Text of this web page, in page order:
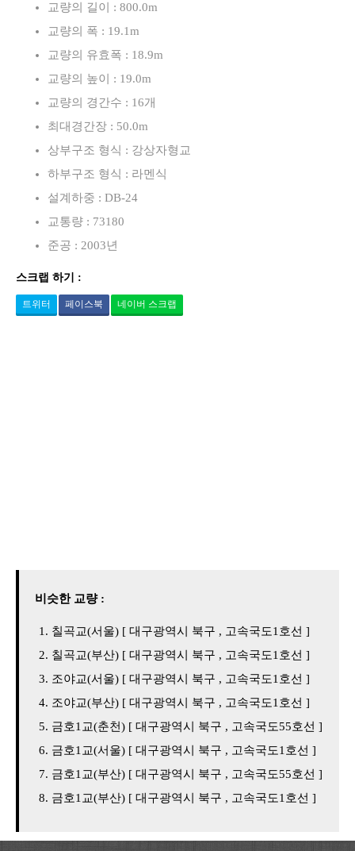
교량의 길이 : 800.0m
교량의 폭 : 19.1m
교량의 유효폭 : 18.9m
교량의 높이 : 19.0m
교량의 경간수 : 16개
최대경간장 : 50.0m
상부구조 형식 : 강상자형교
하부구조 형식 : 라멘식
설계하중 : DB-24
교통량 : 73180
준공 : 2003년
스크랩 하기 :
트위터 페이스북 네이버 스크랩
비슷한 교량 :
칠곡교(서울) [ 대구광역시 북구 , 고속국도1호선 ]
칠곡교(부산) [ 대구광역시 북구 , 고속국도1호선 ]
조야교(서울) [ 대구광역시 북구 , 고속국도1호선 ]
조야교(부산) [ 대구광역시 북구 , 고속국도1호선 ]
금호1교(춘천) [ 대구광역시 북구 , 고속국도55호선 ]
금호1교(서울) [ 대구광역시 북구 , 고속국도1호선 ]
금호1교(부산) [ 대구광역시 북구 , 고속국도55호선 ]
금호1교(부산) [ 대구광역시 북구 , 고속국도1호선 ]